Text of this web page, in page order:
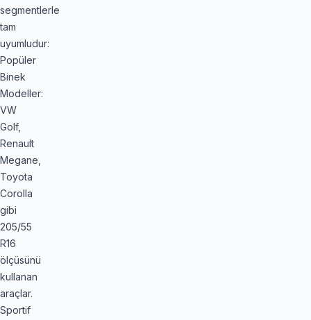
segmentlerle
tam
uyumludur:
Popüler
Binek
Modeller:
VW
Golf,
Renault
Megane,
Toyota
Corolla
gibi
205/55
R16
ölçüsünü
kullanan
araçlar.
Sportif